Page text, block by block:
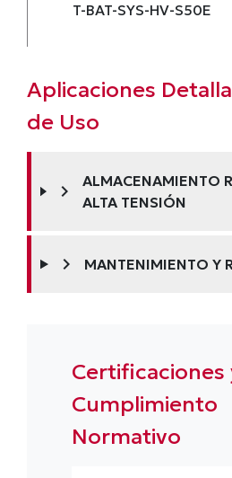
T-BAT-SYS-HV-S50E
Aplicaciones
de Uso
chevron_right
ALMACENAMIENTO
ALTA TENSIÓN
chevron_right MANTENIMIENTO Y
Certificaciones
Cumplimiento
Normativo